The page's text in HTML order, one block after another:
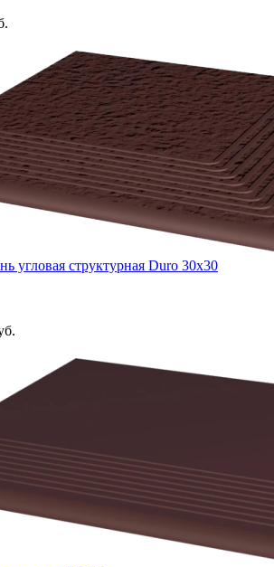
угловая структурная Duro 30x30